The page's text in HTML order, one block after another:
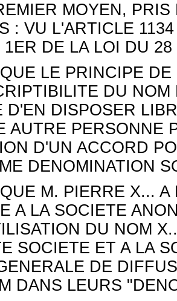
MOYEN,
: VU L'ARTICLE
1ER DE LA LOI DU
LE PRINCIPE
DU
D'EN DISPOSER
AUTRE PERSONNE
D'UN ACCORD
DENOMINATION
M. PIERRE X...
A LA SOCIETE
DU NOM
SOCIETE ET A LA
DE
DANS LEURS